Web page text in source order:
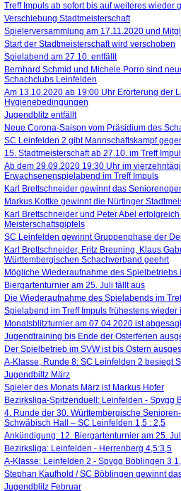
Treff Impuls ab sofort bis auf weiteres wieder
Verschiebung Stadtmeisterschaft
Spielerversammlung am 17.11.2020 und
Start der Stadtmeisterschaft wird verschoben
Spielabend am 27.10. entfällt
Bernhard Schmid und Michele Porro sind
Schachclubs Leinfelden
Am 13.10.2020 ab 19:00 Uhr Erörterung der
Hygienebedingungen
Jugendblitz entfällt
Neue Corona-Saison vom Präsidium des
SC Leinfelden 2 gibt Mannschaftskampf
15. Stadtmeisterschaft ab 27.10. im Treff
Ab dem 29.09.2020 19:30 Uhr im
Erwachsenenspielabend im Treff Impuls
Karl Brettschneider gewinnt das
Markus Kottke gewinnt die Nürtinger
Karl Brettschneider und Peter Abel
Meisterschaftsgipfels
SC Leinfelden gewinnt Gruppenphase der
Karl Brettschneider, Fritz Breuning, Klaus
Württembergischen Schachverband geehrt
Mögliche Wiederaufnahme des Spielbetriebs
Biergartenturnier am 25. Juli fällt aus
Die Wiederaufnahme des Spielabends im
Spielabend im Treff Impuls frühestens wieder
Monatsblitzturnier am 07.04.2020 ist abgesagt
Jugendtraining bis Ende der Osterferien
Der Spielbetrieb im SVW ist bis Ostern
A-Klasse, Runde 8: SC Leinfelden 2 besiegt
Jugendbiltz März
Spieler des Monats März ist Markus Hofer
Bezirksliga-Spitzenduell: Leinfelden - Spvgg
4. Runde der 30. Württembergische
Schwäbisch Hall – SC Leinfelden 1,5 : 2,5
Ankündigung: 12. Biergartenturnier am 25.
Bezirksliga: Leinfelden - Herrenberg 4,5:3,5
A-Klasse: Leinfelden 2 - Spvgg Böblingen 3
Stephan Kaufhold / SC Böblingen gewinnt
Jugendblitz Februar